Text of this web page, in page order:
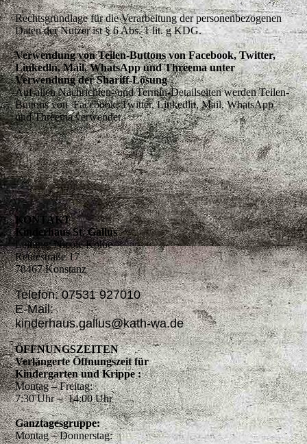
Rechtsgrundlage für die Verarbeitung der personenbezogenen
Daten der Nutzer ist § 6 Abs. 1 lit. g KDG.
Verwendung von Teilen-Buttons von Facebook, Twitter,
Linkedln, Mail, WhatsApp und Threema unter
Verwendung der Shariff-Lösung
Auf allen Nachrichten- und Termin-Detailseiten werden Teilen-
Buttons von Facebook, Twitter, Linkedln, Mail, WhatsApp
und Threema verwendet.
KONTAKT
Kinderhaus St. Gallus
Leitung: Nicole Kolbe
Reutestraße 17
78467 Konstanz
Telefon: 07531 927010
E-Mail:
kinderhaus.gallus@kath-wa.de
ÖFFNUNGSZEITEN
Verlängerte Öffnungszeit für
Kindergarten und Krippe :
Montag – Freitag:
7:30 Uhr – 14:00 Uhr
Ganztagesgruppe:
Montag – Donnerstag: